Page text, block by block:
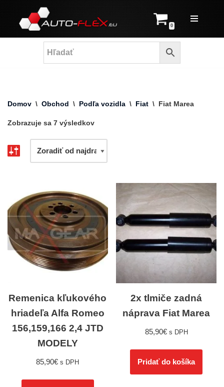
Prejsť
na
0
Domov \ Obchod \ Podľa vozidla \ Fiat \ Fiat Marea
Zobrazuje sa 7 výsledkov
Remenica kľukového
hriadeľa Alfa Romeo
156,159,166 2,4 JTD
MODELY
85,90€ s DPH
2x tlmiče zadná
náprava Fiat Marea
85,90€ s DPH
Pridať do košíka